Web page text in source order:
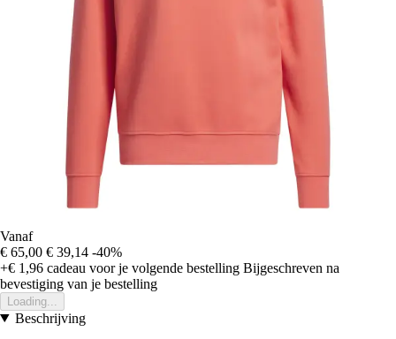
Vanaf
€ 65,00 € 39,14 -40%
+€ 1,96 cadeau voor je volgende bestelling Bijgeschreven na
bevestiging van je bestelling
Loading...
Beschrijving